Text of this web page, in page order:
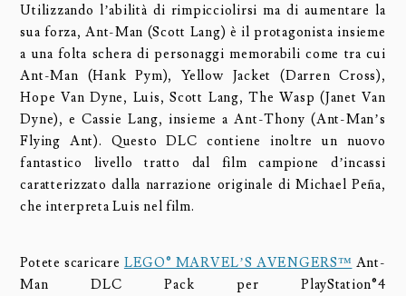
Utilizzando l’abilità di rimpicciolirsi ma di aumentare la
sua forza, Ant-Man (Scott Lang) è il protagonista insieme
a una folta schera di personaggi memorabili come tra cui
Ant-Man (Hank Pym), Yellow Jacket (Darren Cross),
Hope Van Dyne, Luis, Scott Lang, The Wasp (Janet Van
Dyne), e Cassie Lang, insieme a Ant-Thony (Ant-Man’s
Flying Ant). Questo DLC contiene inoltre un nuovo
fantastico livello tratto dal film campione d’incassi
caratterizzato dalla narrazione originale di Michael Peña,
che interpreta Luis nel film.
Potete scaricare LEGO® MARVEL’S AVENGERS™ Ant-
Man DLC Pack per PlayStation®4